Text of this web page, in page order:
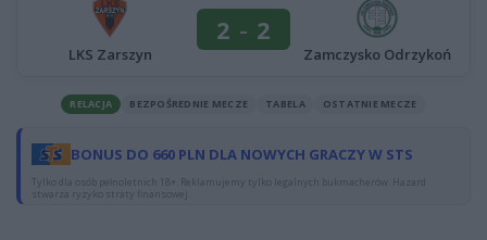
LKS Zarszyn
2 - 2
Zamczysko Odrzykoń
RELACJA BEZPOŚREDNIE MECZE TABELA OSTATNIE MECZE
BONUS DO 660 PLN DLA NOWYCH GRACZY W STS
Tylko dla osób pełnoletnich 18+. Reklamujemy tylko legalnych bukmacherów. Hazard
stwarza ryzyko straty finansowej.